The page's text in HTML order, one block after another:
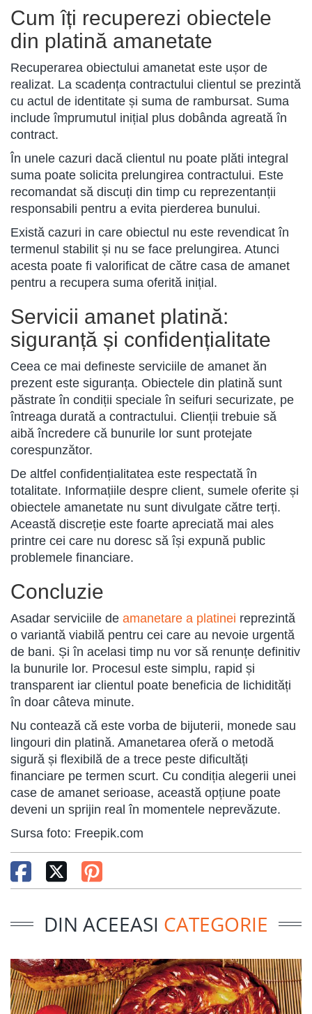
Cum îți recuperezi obiectele
din platină amanetate
Recuperarea obiectului amanetat este ușor de
realizat. La scadența contractului clientul se prezintă
cu actul de identitate și suma de rambursat. Suma
include împrumutul inițial plus dobânda agreată în
contract.
În unele cazuri dacă clientul nu poate plăti integral
suma poate solicita prelungirea contractului. Este
recomandat să discuți din timp cu reprezentanții
responsabili pentru a evita pierderea bunului.
Există cazuri in care obiectul nu este revendicat în
termenul stabilit și nu se face prelungirea. Atunci
acesta poate fi valorificat de către casa de amanet
pentru a recupera suma oferită inițial.
Servicii amanet platină:
siguranță și confidențialitate
Ceea ce mai defineste serviciile de amanet ăn
prezent este siguranța. Obiectele din platină sunt
păstrate în condiții speciale în seifuri securizate, pe
întreaga durată a contractului. Clienții trebuie să
aibă încredere că bunurile lor sunt protejate
corespunzător.
De altfel confidențialitatea este respectată în
totalitate. Informațiile despre client, sumele oferite și
obiectele amanetate nu sunt divulgate către terți.
Această discreție este foarte apreciată mai ales
printre cei care nu doresc să își expună public
problemele financiare.
Concluzie
Asadar serviciile de amanetare a platinei reprezintă
o variantă viabilă pentru cei care au nevoie urgentă
de bani. Și în acelasi timp nu vor să renunțe definitiv
la bunurile lor. Procesul este simplu, rapid și
transparent iar clientul poate beneficia de lichidități
în doar câteva minute.
Nu contează că este vorba de bijuterii, monede sau
lingouri din platină. Amanetarea oferă o metodă
sigură și flexibilă de a trece peste dificultăți
financiare pe termen scurt. Cu condiția alegerii unei
case de amanet serioase, această opțiune poate
deveni un sprijin real în momentele neprevăzute.
Sursa foto: Freepik.com
DIN ACEEASI CATEGORIE